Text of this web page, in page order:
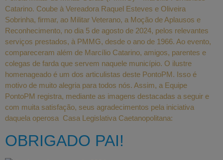
Catarino. Coube à Vereadora Raquel Esteves e Oliveira
Sobrinha, firmar, ao Militar Veterano, a Moção de Aplausos e
Reconhecimento, no dia 5 de agosto de 2024, pelos relevantes
serviços prestados, à PMMG, desde o ano de 1966. Ao evento,
compareceram além de Marcílio Catarino, amigos, parentes e
colegas de farda que servem naquele município. O ilustre
homenageado é um dos articulistas deste PontoPM. Isso é
motivo de muito alegria para todos nós. Assim, a Equipe
PontoPM registra, mediante as imagens destacadas a seguir e
com muita satisfação, seus agradecimentos pela iniciativa
daquela operosa Casa Legislativa Caetanopolitana:
OBRIGADO PAI!